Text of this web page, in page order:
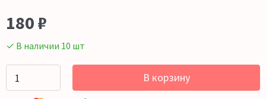
180 ₽
✓ В наличии 10 шт
В корзину